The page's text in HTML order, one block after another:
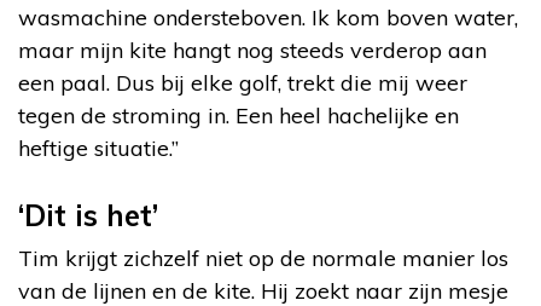
wasmachine ondersteboven. Ik kom boven water,
maar mijn kite hangt nog steeds verderop aan
een paal. Dus bij elke golf, trekt die mij weer
tegen de stroming in. Een heel hachelijke en
heftige situatie.”
‘Dit is het’
Tim krijgt zichzelf niet op de normale manier los
van de lijnen en de kite. Hij zoekt naar zijn mesje